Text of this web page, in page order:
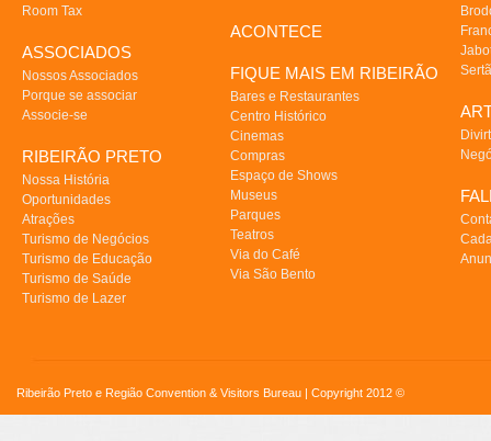
Room Tax
ASSOCIADOS
Nossos Associados
Porque se associar
Associe-se
RIBEIRÃO PRETO
Nossa História
Oportunidades
Atrações
Turismo de Negócios
Turismo de Educação
Turismo de Saúde
Turismo de Lazer
ACONTECE
FIQUE MAIS EM RIBEIRÃO
Bares e Restaurantes
Centro Histórico
Cinemas
Compras
Espaço de Shows
Museus
Parques
Teatros
Via do Café
Via São Bento
Ribeirão Preto e Região Convention & Visitors Bureau | Copyright 2012 ©